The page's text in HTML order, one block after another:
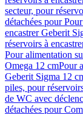
secteur, pour
détachées pour
encastrer Geberit
réservoirs à
Pour alimentation
Omega 12 cmPour
Geberit Sigma 12
piles, pour
de WC avec
détachées pour